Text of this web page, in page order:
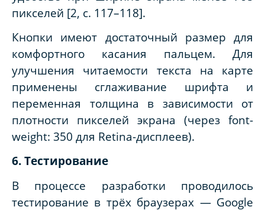
пикселей [2, с. 117–118].
Кнопки имеют достаточный размер для
комфортного касания пальцем. Для
улучшения читаемости текста на карте
применены сглаживание шрифта и
переменная толщина в зависимости от
плотности пикселей экрана (через font-
weight: 350 для Retina-дисплеев).
6. Тестирование
В процессе разработки проводилось
тестирование в трёх браузерах — Google